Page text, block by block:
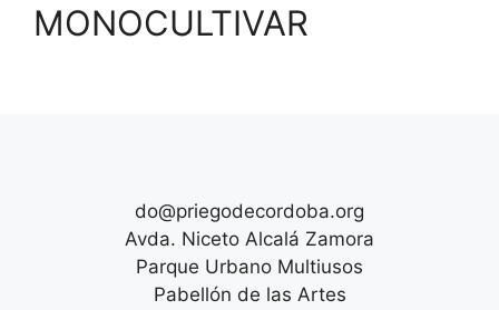
MONOCULTIVAR
do@priegodecordoba.org
Avda. Niceto Alcalá Zamora
Parque Urbano Multiusos
Pabellón de las Artes